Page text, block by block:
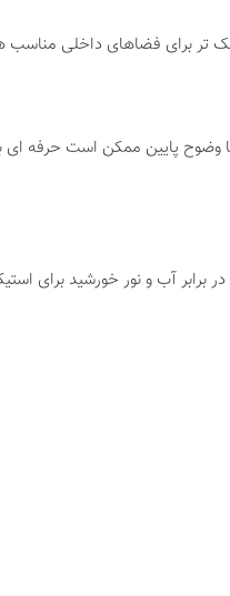
تر برای فضاهای داخلی مناسب
وضوح پایین ممکن است حرفه ای
برابر آب و نور خورشید برای